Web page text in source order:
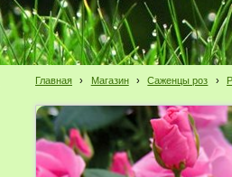
Главная › Магазин › Саженцы роз ›